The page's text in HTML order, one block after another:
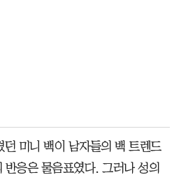
던 미니 백이 남자들의 백 트렌드
응은 물음표였다. 그러나 성의